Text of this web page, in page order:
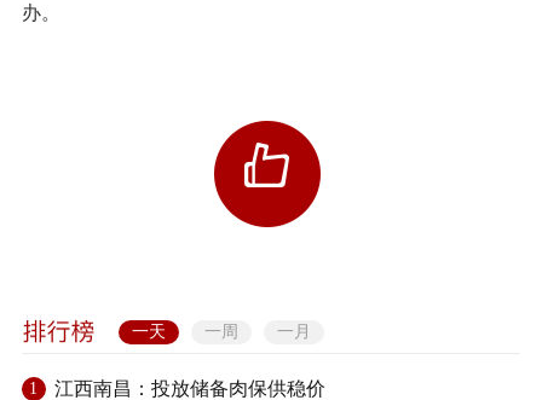
办。
一天 一周 一月
1 江西南昌：投放储备肉保供稳价